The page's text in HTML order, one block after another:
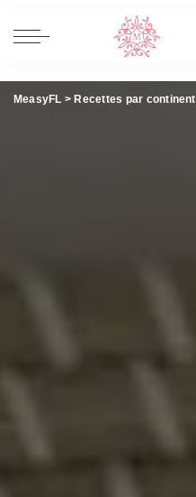
MeasyFL > Recettes par continent